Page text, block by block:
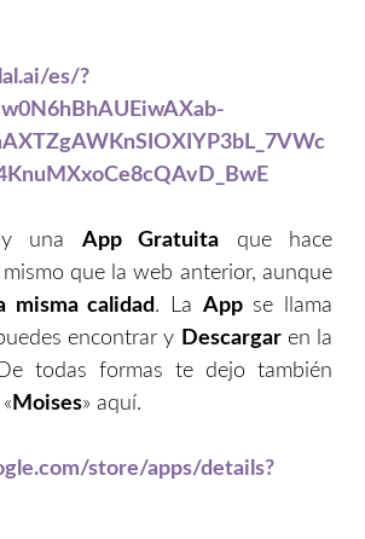
es/?
una App Gratuita que hace
que la web anterior, aunque
misma calidad. La Appse llama
encontrar y Descargaren la
todas formas te dejo también
Moises» aquí.
store/apps/details?